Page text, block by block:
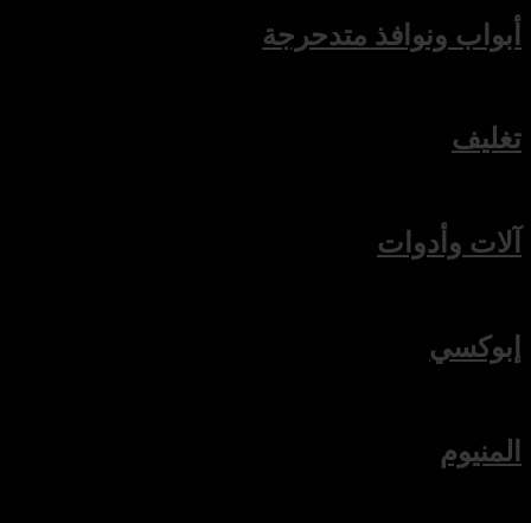
أبواب ونوافذ متدحرجة
تغليف
آلات وأدوات
إبوكسي
المنيوم